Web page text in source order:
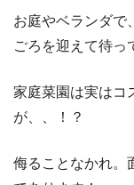
お庭やベランダで
ごろを迎えて待っ
家庭菜園は実はコ
が、、！？
侮ることなかれ。